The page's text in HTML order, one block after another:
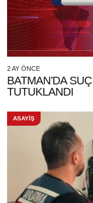
2 AY ÖNCE
BATMAN’DA
TUTUKLANDI
ASAYİŞ